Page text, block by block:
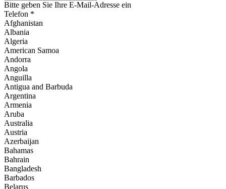
Bitte geben Sie Ihre E-Mail-Adresse ein
Telefon *
Afghanistan
Albania
Algeria
American Samoa
Andorra
Angola
Anguilla
Antigua and Barbuda
Argentina
Armenia
Aruba
Australia
Austria
Azerbaijan
Bahamas
Bahrain
Bangladesh
Barbados
Belarus